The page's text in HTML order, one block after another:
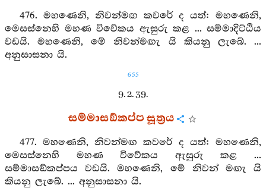
476. මහණෙනි, නිවන්මඟ කවරේ ද යත්: මහණෙනි,
මෙසස්නෙහි මහණ විවේකය ඇසුරු කළ ... සම්මාදිට්ඨිය
වඩයි. මහණෙනි, මේ නිවන්මඟැ යි කියනු ලැබේ. ...
අනුසාසනා යි.
655
9. 2. 39.
සම්මාසඞ්කප්ප සූත්‍රය
477. මහණෙනි, නිවන්මඟ කවරේ ද යත්: මහණෙනි,
මෙසස්නෙහි මහණ විවේකය ඇසුරු කළ ...
සම්මාසඞ්කප්පය වඩයි. මහණෙනි, මේ නිවන් මඟැ යි
කියනු ලැබේ. ... අනුසාසනා යි.